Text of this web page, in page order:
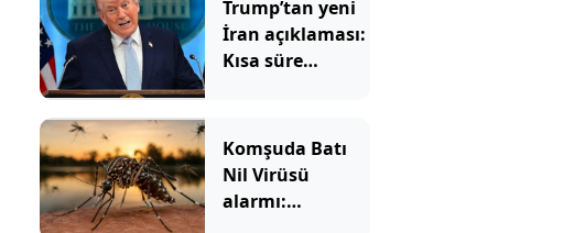
Trump’tan yeni
İran açıklaması:
Kısa süre
Komşuda Batı
Nil Virüsü
alarmı: